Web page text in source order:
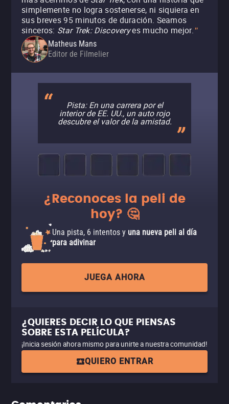
simplemente no logra sostenerse, ni siquiera en
sus breves 95 minutos de duración. Seamos
sinceros: Star Trek: Discoveryes mucho mejor."
Matheus Mans
Editor de Filmelier
Pista: En una carrera por el
interior de EE. UU., un auto rojo
descubre el valor de la amistad.
¿Reconoces la peli de
hoy? 🤔
Una pista, 6 intentos y una nueva peli al día
para adivinar
JUEGA AHORA
¿QUIERES DECIR LO QUE PIENSAS
SOBRE ESTA PELÍCULA?
¡Inicia sesión ahora mismo para unirte a nuestra comunidad!
QUIERO ENTRAR